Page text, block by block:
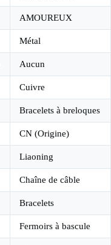
AMOUREUX
Métal
Aucun
Cuivre
Bracelets à breloques
CN (Origine)
Liaoning
Chaîne de câble
Bracelets
Fermoirs à bascule